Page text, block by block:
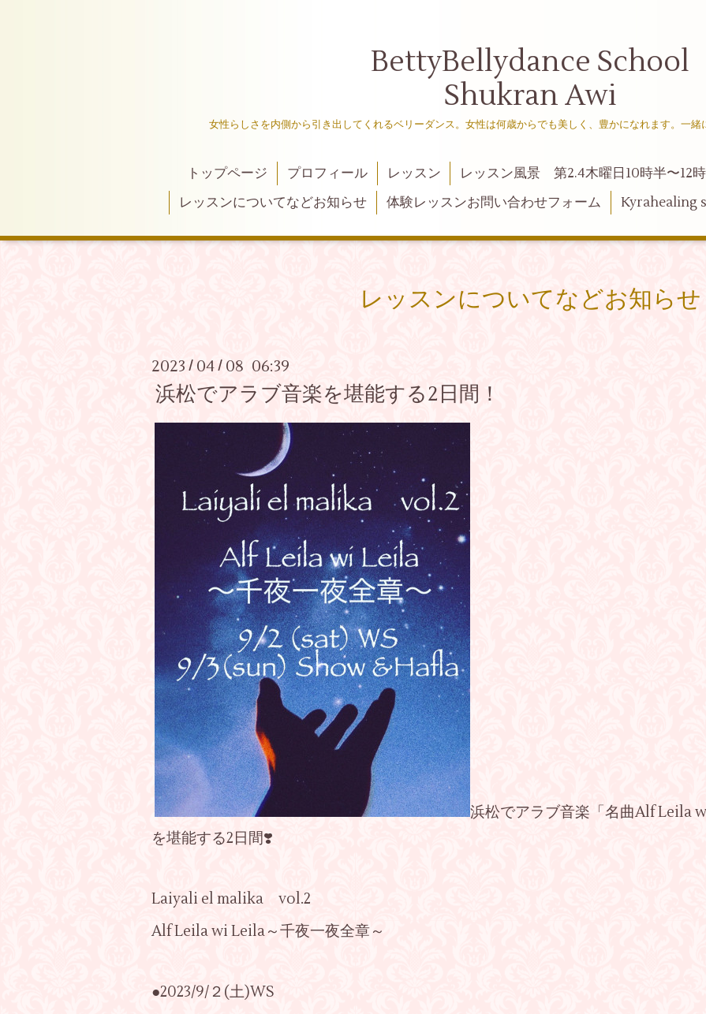
BettyBellydance School
Shukran Awi
女性らしさを内側から引き出してくれるベリーダンス。女性は何歳からでも美しく、豊かになれます。一緒
トップページ プロフィール レッスン レッスン風景 第2.4木曜日10時半〜12時
レッスンについてなどお知らせ
体験レッスンお問い合わせフォーム Kyrahealing
レッスンについてなどお知らせ
2023 / 04 / 08 06:39
浜松でアラブ音楽を堪能する2日間！
浜松でアラブ音楽「名曲Alf Leila
を堪能する2日間❣️
Laiyali el malika vol.2
Alf Leila wi Leila～千夜一夜全章～
●2023/9/２(土)WS